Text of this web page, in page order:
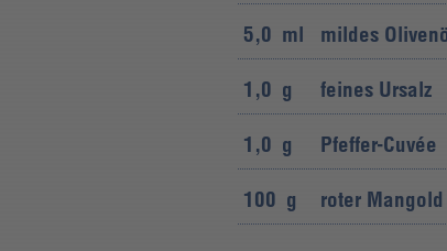
5,0 ml mildes
1,0 g feines Ursalz
1,0 g Pfeffer-Cuvée
100 g roter Mangold